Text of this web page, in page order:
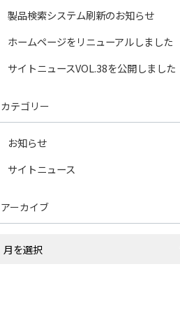
製品検索システム刷新のお知らせ
ホームページをリニューアルしました
サイトニュースVOL.38を公開しました
カテゴリー
お知らせ
サイトニュース
アーカイブ